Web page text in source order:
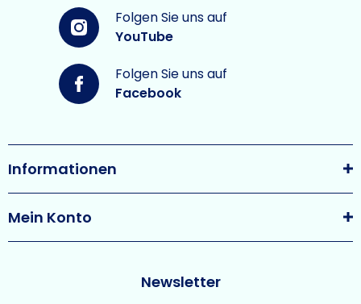
Folgen Sie uns auf
YouTube
Folgen Sie uns auf
Facebook
Newsletter
Informationen
Mein Konto